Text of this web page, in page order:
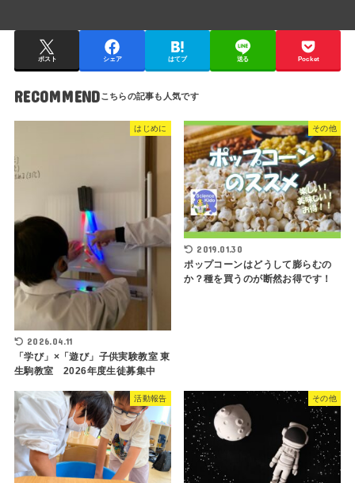
ポスト シェア はてブ 送る Pocket
RECOMMEND
はじめに
2026.04.11
「学び」×「遊び」子供実験教室 東
生駒教室 2026年度生徒募集中
その他
2019.01.30
ポップコーンはどうして膨らむの
か？種を買うのが断然お得です！
活動報告 その他